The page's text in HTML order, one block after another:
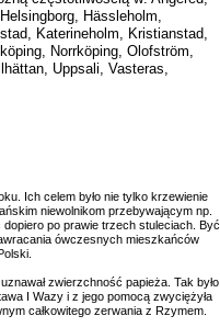
Hässleholm,
Katerineholm, Kristianstad,
Norrköping, Olofström,
Uppsali, Vasteras,
Ich celem było nie tylko krzewienie
niewolnikom przebywającym np.
po prawie trzech stuleciach. Być
ówczesnych mieszkańców
zwierzchność papieża. Tak było
I Wazy i z jego pomocą zwyciężyła
całkowitego zerwania z Rzymem.